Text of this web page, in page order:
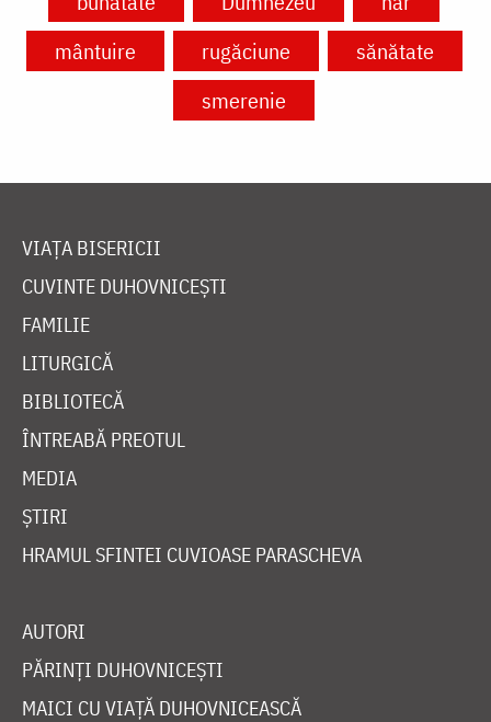
mântuire
rugăciune
sănătate
smerenie
VIAȚA BISERICII
CUVINTE DUHOVNICEȘTI
FAMILIE
LITURGICĂ
BIBLIOTECĂ
ÎNTREABĂ PREOTUL
MEDIA
ȘTIRI
HRAMUL SFINTEI CUVIOASE PARASCHEVA
AUTORI
PĂRINȚI DUHOVNICEȘTI
MAICI CU VIAȚĂ DUHOVNICEASCĂ